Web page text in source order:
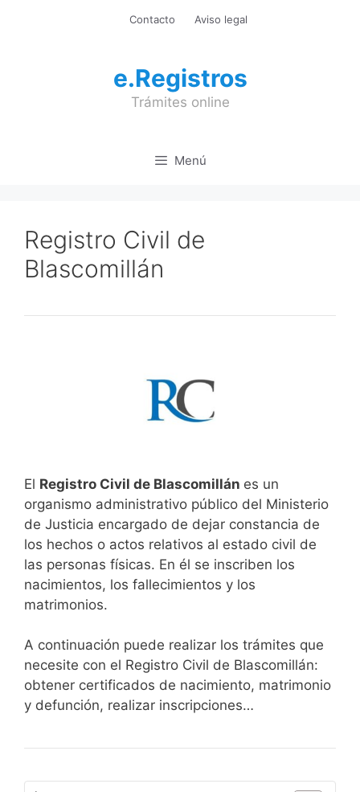
Contacto Aviso legal
e.Registros
Trámites online
Menú
Registro Civil de
Blascomillán
El Registro Civil de Blascomillán es un
organismo administrativo público del Ministerio
de Justicia encargado de dejar constancia de
los hechos o actos relativos al estado civil de
las personas físicas. En él se inscriben los
nacimientos, los fallecimientos y los
matrimonios.
A continuación puede realizar los trámites que
necesite con el Registro Civil de Blascomillán:
obtener certificados de nacimiento, matrimonio
y defunción, realizar inscripciones…